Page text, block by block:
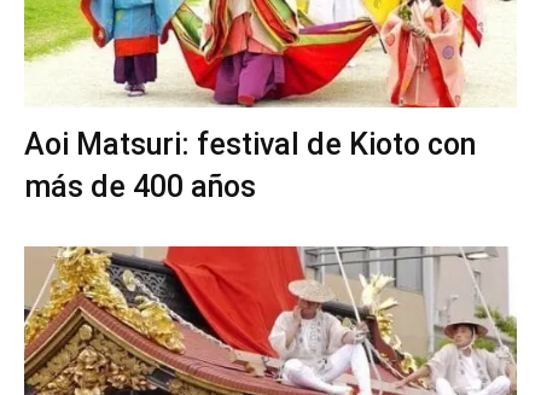
Aoi Matsuri: festival de Kioto con
más de 400 años